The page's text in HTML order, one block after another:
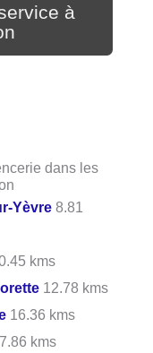
à
dans les
Yèvre 8.81
kms
12.78 kms
16.36 kms
kms